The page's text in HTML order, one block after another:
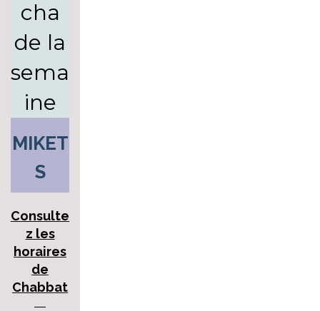
cha
de la
sema
ine
MIKET
S
Consulte
z les
horaires
de
Chabbat